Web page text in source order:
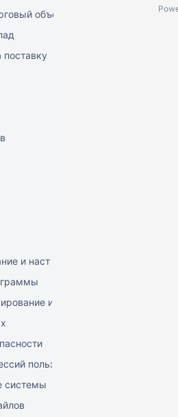
объект)
поставку
и настройка
и восстановление базы
пользователя
системы